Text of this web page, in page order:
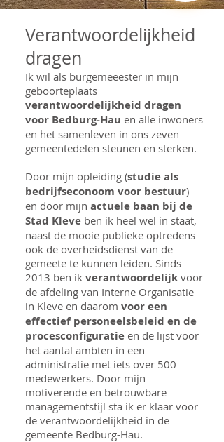
Verantwoordelijkheid
dragen
Ik wil als burgemeeester in mijn
geboorteplaats
verantwoordelijkheid dragen
voor Bedburg-Hau en alle inwoners
en het samenleven in ons zeven
gemeentedelen steunen en sterken.
Door mijn opleiding (studie als
bedrijfseconoom voor bestuur)
en door mijn actuele baan bij de
Stad Kleve ben ik heel wel in staat,
naast de mooie publieke optredens
ook de overheidsdienst van de
gemeete te kunnen leiden. Sinds
2013 ben ik verantwoordelijk voor
de afdeling van Interne Organisatie
in Kleve en daarom voor een
effectief personeelsbeleid en de
procesconfiguratie en de lijst voor
het aantal ambten in een
administratie met iets over 500
medewerkers. Door mijn
motiverende en betrouwbare
managementstijl sta ik er klaar voor
de verantwoordelijkheid in de
gemeente Bedburg-Hau.